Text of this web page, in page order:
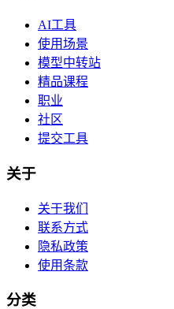
AI工具
使用场景
模型中转站
精品课程
职业
社区
提交工具
关于
关于我们
联系方式
隐私政策
使用条款
分类